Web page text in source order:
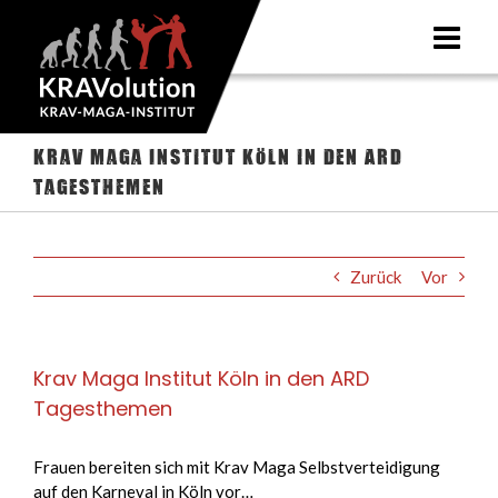
springen
Krav Maga Institut Köln in den ARD
Tagesthemen
Zurück Vor
Krav Maga Institut Köln in den ARD
Tagesthemen
Frauen bereiten sich mit Krav Maga Selbstverteidigung
auf den Karneval in Köln vor…